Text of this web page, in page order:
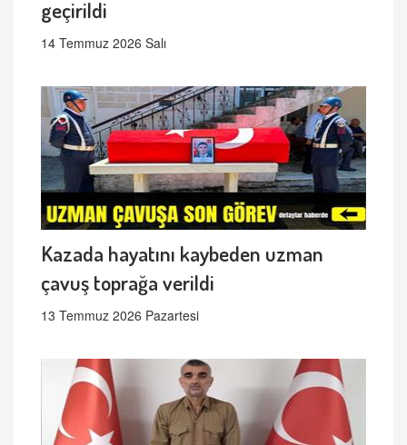
geçirildi
14 Temmuz 2026 Salı
Kazada hayatını kaybeden uzman
çavuş toprağa verildi
13 Temmuz 2026 Pazartesi